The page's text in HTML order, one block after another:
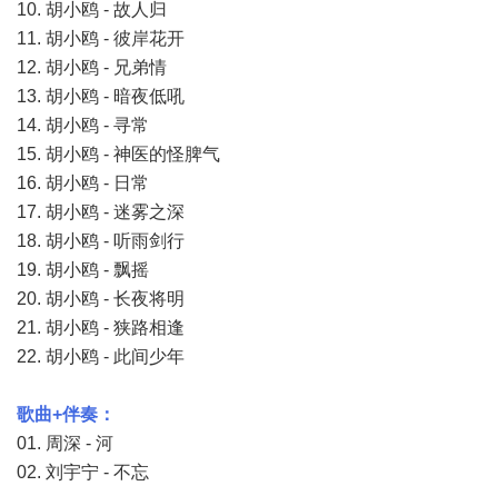
10. 胡小鸥 - 故人归
11. 胡小鸥 - 彼岸花开
12. 胡小鸥 - 兄弟情
13. 胡小鸥 - 暗夜低吼
14. 胡小鸥 - 寻常
15. 胡小鸥 - 神医的怪脾气
16. 胡小鸥 - 日常
17. 胡小鸥 - 迷雾之深
18. 胡小鸥 - 听雨剑行
19. 胡小鸥 - 飘摇
20. 胡小鸥 - 长夜将明
21. 胡小鸥 - 狭路相逢
22. 胡小鸥 - 此间少年
歌曲+伴奏：
01. 周深 - 河
02. 刘宇宁 - 不忘